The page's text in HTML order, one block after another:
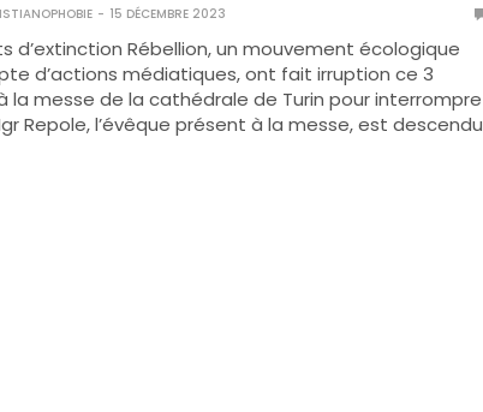
15 DÉCEMBRE 2023
d’extinction Rébellion, un mouvement écologique
d’actions médiatiques, ont fait irruption ce 3
la messe de la cathédrale de Turin pour interrompre
Repole, l’évêque présent à la messe, est descendu